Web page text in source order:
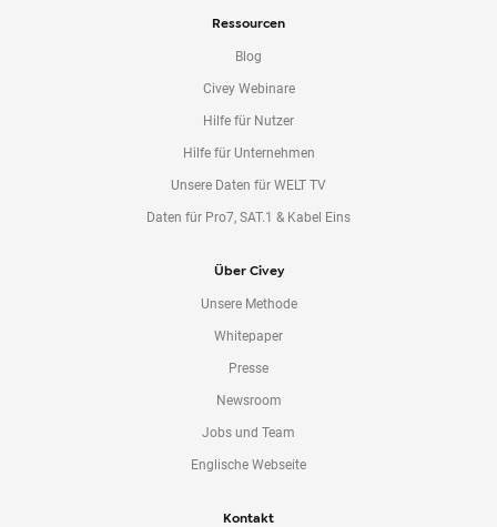
Ressourcen
Blog
Civey Webinare
Hilfe für Nutzer
Hilfe für Unternehmen
Unsere Daten für WELT TV
Daten für Pro7, SAT.1 & Kabel Eins
Über Civey
Unsere Methode
Whitepaper
Presse
Newsroom
Jobs und Team
Englische Webseite
Kontakt